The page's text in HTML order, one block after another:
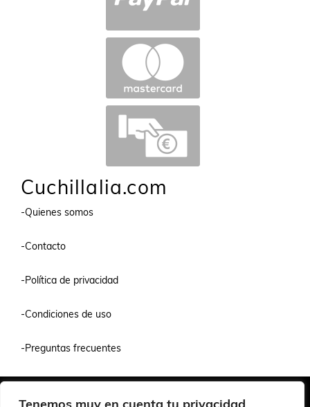
Cuchillalia.com
-Quienes somos
-Contacto
-Política de privacidad
-Condiciones de uso
-Preguntas frecuentes